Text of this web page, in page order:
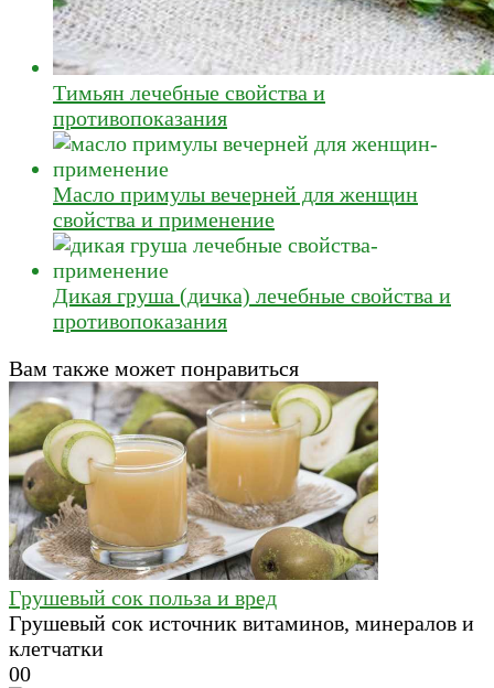
Тимьян лечебные свойства и
противопоказания
Масло примулы вечерней для женщин
свойства и применение
Дикая груша (дичка) лечебные свойства и
противопоказания
Вам также может понравиться
Грушевый сок польза и вред
Грушевый сок источник витаминов, минералов и
клетчатки
00